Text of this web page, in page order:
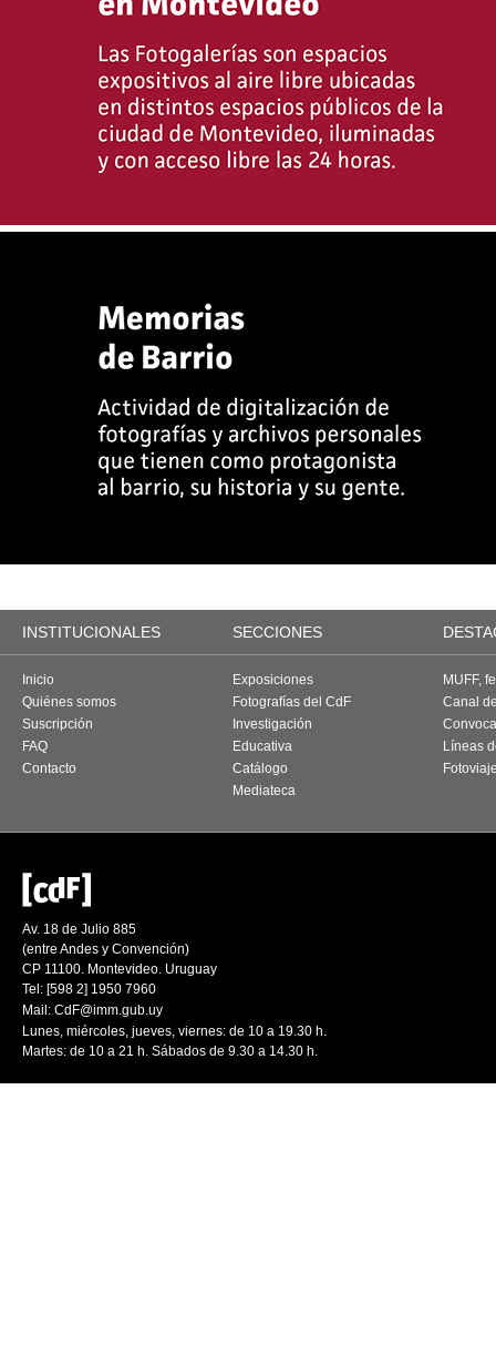
INSTITUCIONALES SECCIONES
Inicio
Quiénes somos
Suscripción
FAQ
Contacto
Exposiciones
Fotografías del CdF
Investigación
Educativa
Catálogo
Mediateca
MUFF,
Canal
Líneas
Av. 18 de Julio 885
(entre Andes y Convención)
CP 11100. Montevideo. Uruguay
Tel: [598 2] 1950 7960
Mail: CdF@imm.gub.uy
Lunes, miércoles, jueves, viernes: de 10 a 19.30 h.
Martes: de 10 a 21 h. Sábados de 9.30 a 14.30 h.